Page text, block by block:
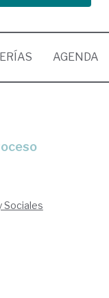
AGENDA
Sociales